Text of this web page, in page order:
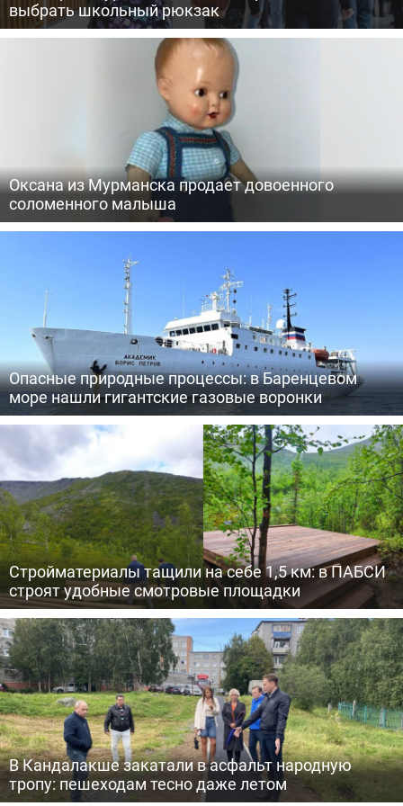
выбрать школьный рюкзак
Оксана из Мурманска продает довоенного
соломенного малыша
Опасные природные процессы: в Баренцевом
море нашли гигантские газовые воронки
Стройматериалы тащили на себе 1,5 км: в ПАБСИ
строят удобные смотровые площадки
В Кандалакше закатали в асфальт народную
тропу: пешеходам тесно даже летом